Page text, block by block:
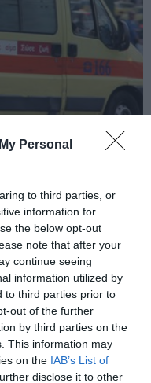
Personal
to third parties, or
information for
the below opt-out
note that after your
continue seeing
information utilized by
to third parties prior to
out of the further
by third parties on the
This information may
on the IAB’s List of
disclose it to other
με ΙΧ